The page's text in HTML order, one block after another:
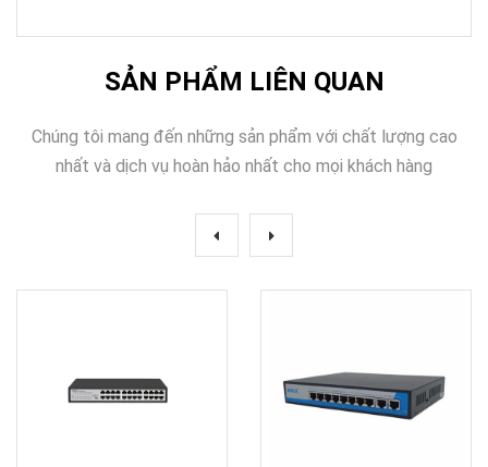
SẢN PHẨM LIÊN QUAN
Chúng tôi mang đến những sản phẩm với chất lượng cao
nhất và dịch vụ hoàn hảo nhất cho mọi khách hàng